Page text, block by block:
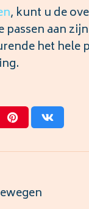
, kunt u de
passen aan
het